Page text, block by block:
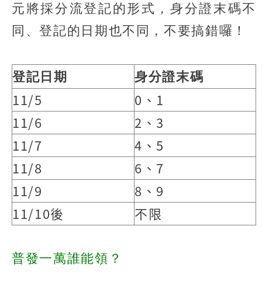
元將採分流登記的形式，身分證末碼不
同、登記的日期也不同，不要搞錯囉！
登記日期 身分證末碼
11/5
0、1
11/6
2、3
11/7
4、5
11/8
6、7
11/9
8、9
11/10後
不限
普發一萬誰能領？